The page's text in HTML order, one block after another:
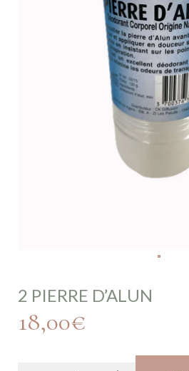
2 PIERRE D’ALUN
18,00€